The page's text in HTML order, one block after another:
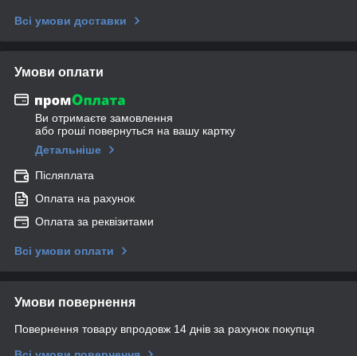
Всі умови доставки
Умови оплати
Ви отримаєте замовлення
або гроші повернуться на вашу картку
Детальніше
Післяплата
Оплата на рахунок
Оплата за реквізитами
Всі умови оплати
Умови повернення
Повернення товару впродовж 14 днів за рахунок покупця